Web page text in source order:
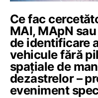
Ce fac
MAI, MApN
de identificare
vehicule fără
spațiale de
dezastrelor –
eveniment